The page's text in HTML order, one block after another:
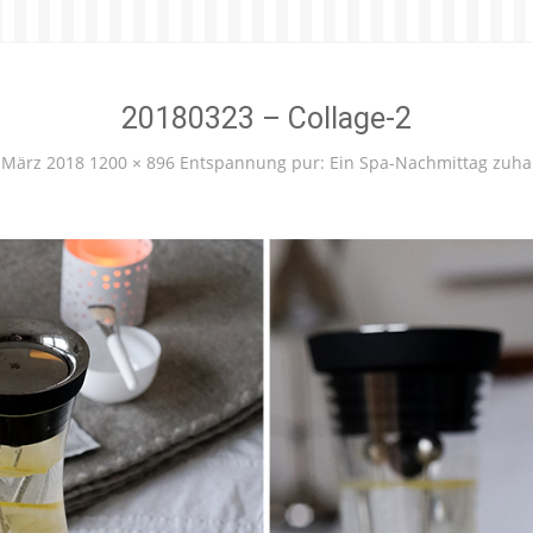
20180323 – Collage-2
2018 1200 × 896 Entspannung pur: Ein Spa-Nachmittag